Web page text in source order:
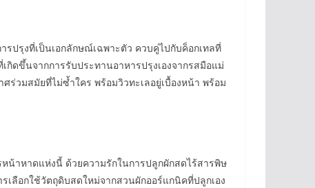
ปรุงที่เป็นเอกลักษณ์เฉพาะตัว ควบคู่ไปกับค็อกเทลที่
ดขึ้นจากการรับประทานอาหารปรุงเองจากรสมือแม่
ร่วมสมัยที่ไม่ซ้ำใคร พร้อมวิวทะเลอยู่เบื้องหน้า พร้อม
น้าหาดแห่งนี้ ด้วยความรักในการปลูกผักสดไร้สารพิษ
ลือกใช้วัตถุดิบสดใหม่จากสวนผักออร์แกนิคที่ปลูกเอง